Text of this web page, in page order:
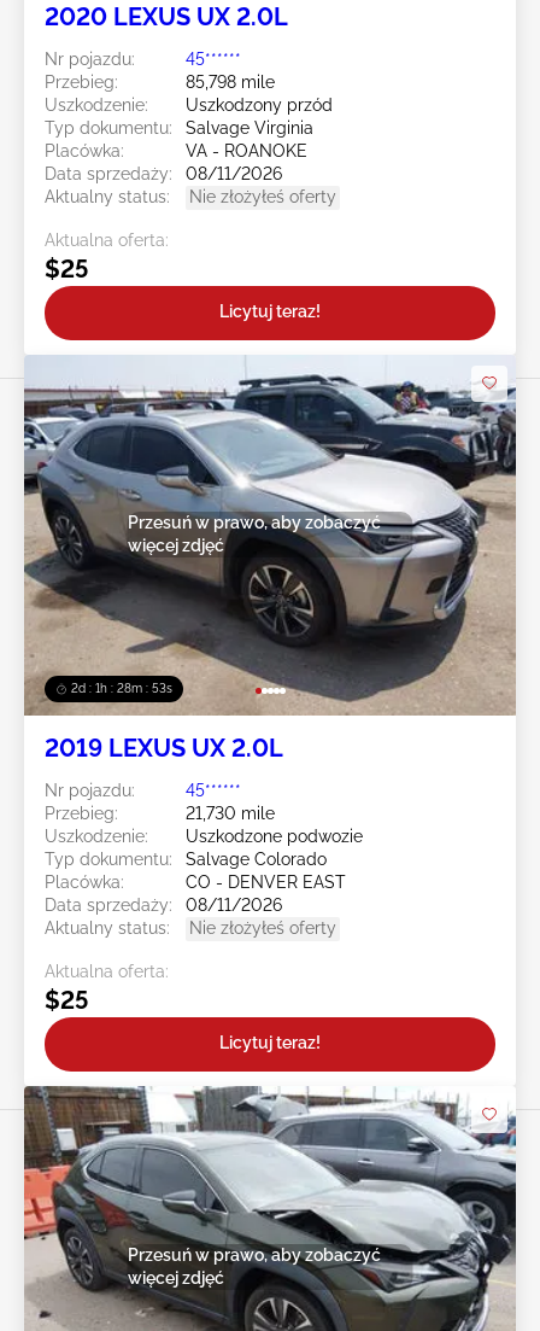
2020 LEXUS UX 2.0L
Nr pojazdu:
45******
Przebieg:
85,798 mile
Uszkodzenie:
Uszkodzony przód
Typ dokumentu:
Salvage Virginia
Placówka:
VA - ROANOKE
Data sprzedaży:
08/11/2026
Aktualny status:
Nie złożyłeś oferty
Aktualna oferta:
$25
Licytuj teraz!
2d : 1h : 28m : 50s
Przesuń w prawo, aby zobaczyć
więcej zdjęć
2019 LEXUS UX 2.0L
Nr pojazdu:
45******
Przebieg:
21,730 mile
Uszkodzenie:
Uszkodzone podwozie
Typ dokumentu:
Salvage Colorado
Placówka:
CO - DENVER EAST
Data sprzedaży:
08/11/2026
Aktualny status:
Nie złożyłeś oferty
Aktualna oferta:
$25
Licytuj teraz!
Przesuń w prawo, aby zobaczyć
więcej zdjęć